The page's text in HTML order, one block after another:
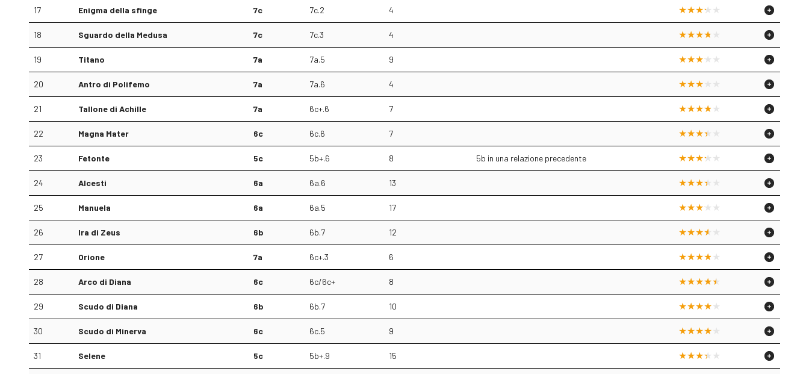
17 Enigma della sfinge 7c 7c.2 4
18 Sguardo della Medusa 7c 7c.3 4
19 Titano 7a 7a.5 9
20 Antro di Polifemo 7a 7a.6 4
21 Tallone di Achille 7a 6c+.6 7
22 Magna Mater 6c 6c.6 7
23 Fetonte 5c 5b+.6 8 5b in una relazione precedente
24 Alcesti 6a 6a.6 13
25 Manuela 6a 6a.5 17
26 Ira di Zeus 6b 6b.7 12
27 Orione 7a 6c+.3 6
28 Arco di Diana 6c 6c/6c+ 8
29 Scudo di Diana 6b 6b.7 10
30 Scudo di Minerva 6c 6c.5 9
31 Selene 5c 5b+.9 15